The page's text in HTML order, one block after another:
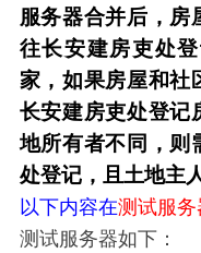
服务器合并后，房
往长安建房吏处
家，如果房屋和社
长安建房吏处登记
地所有者不同，则
处登记，且土地主
以下内容在测试服务
测试服务器如下：